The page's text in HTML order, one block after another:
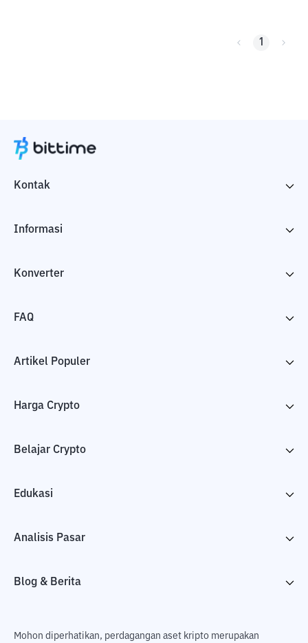
1
Kontak
Informasi
Konverter
FAQ
Artikel Populer
Harga Crypto
Belajar Crypto
Edukasi
Analisis Pasar
Blog & Berita
Mohon diperhatikan, perdagangan aset kripto merupakan